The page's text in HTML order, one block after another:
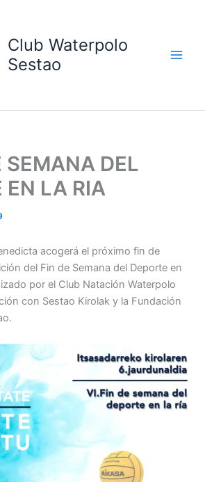
Club Waterpolo
Sestao
SEMANA DEL
EN LA RIA
acogerá el próximo fin de
del Fin de Semana del Deporte en
por el Club Natación Waterpolo
con Sestao Kirolak y la Fundación